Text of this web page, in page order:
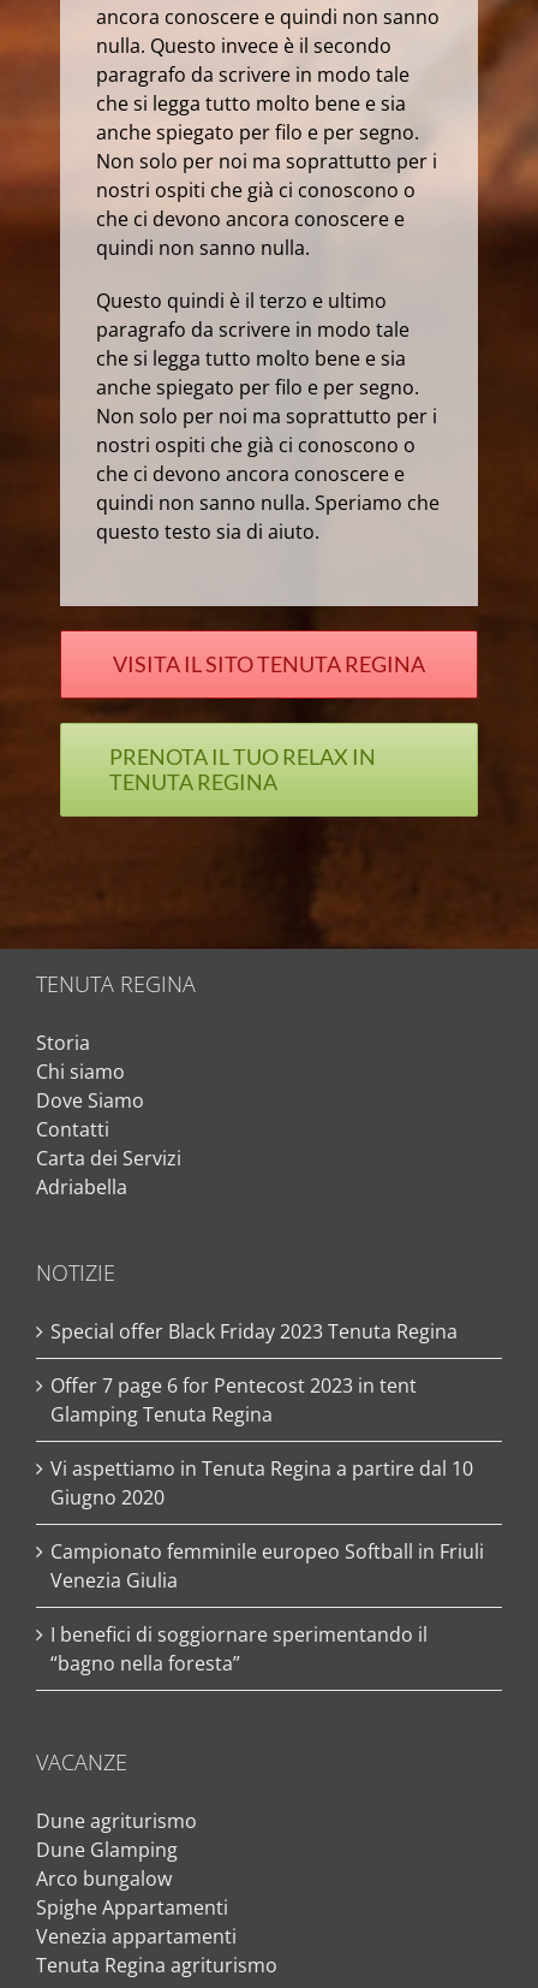
ancora conoscere e quindi non sanno
nulla. Questo invece è il secondo
paragrafo da scrivere in modo tale
che si legga tutto molto bene e sia
anche spiegato per filo e per segno.
Non solo per noi ma soprattutto per i
nostri ospiti che già ci conoscono o
che ci devono ancora conoscere e
quindi non sanno nulla.
Questo quindi è il terzo e ultimo
paragrafo da scrivere in modo tale
che si legga tutto molto bene e sia
anche spiegato per filo e per segno.
Non solo per noi ma soprattutto per i
nostri ospiti che già ci conoscono o
che ci devono ancora conoscere e
quindi non sanno nulla. Speriamo che
questo testo sia di aiuto.
VISITA IL SITO TENUTA REGINA
PRENOTA IL TUO RELAX IN
TENUTA REGINA
TENUTA REGINA
Storia
Chi siamo
Dove Siamo
Contatti
Carta dei Servizi
Adriabella
NOTIZIE
Special offer Black Friday 2023 Tenuta Regina
Offer 7 page 6 for Pentecost 2023 in tent
Glamping Tenuta Regina
Vi aspettiamo in Tenuta Regina a partire dal 10
Giugno 2020
Campionato femminile europeo Softball in Friuli
Venezia Giulia
I benefici di soggiornare sperimentando il
“bagno nella foresta”
VACANZE
Dune agriturismo
Dune Glamping
Arco bungalow
Spighe Appartamenti
Venezia appartamenti
Tenuta Regina agriturismo